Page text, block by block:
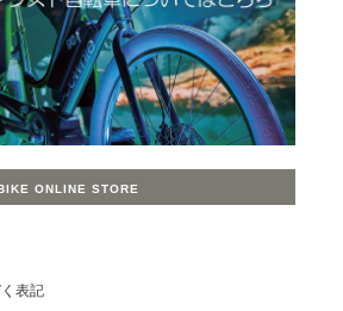
ONLINE STORE
表記